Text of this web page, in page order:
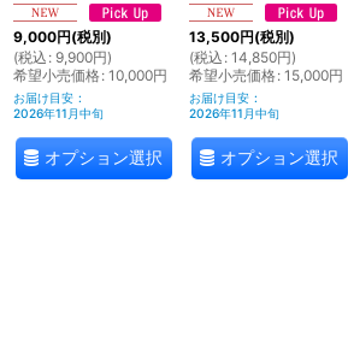
9,000円(税別)
(税込 : 9,900円)
希望小売価格: 10,000円
お届け目安 :
2026年11月中旬
オプション選択
13,500円(税別)
(税込 : 14,850円)
希望小売価格: 15,000円
お届け目安 :
2026年11月中旬
オプション選択